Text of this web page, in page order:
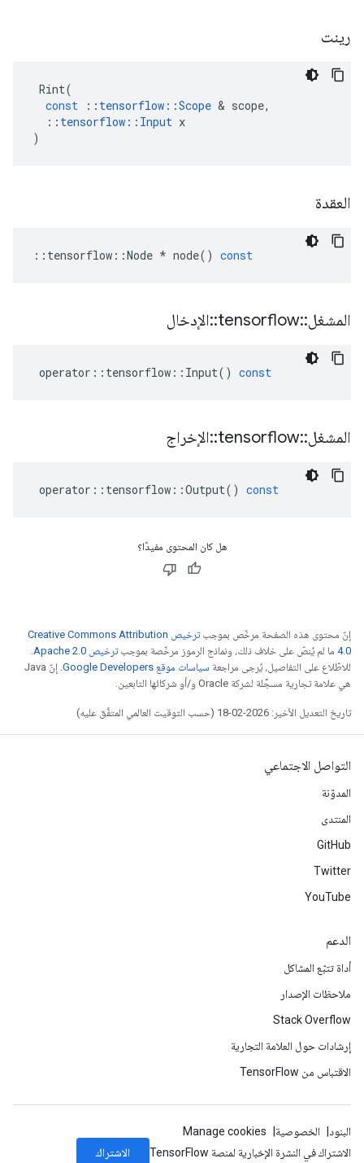
رينت
Rint(
const
:: tensorflow ::Scope & scope,
:: tensorflow :: Input x
)
العقدة
:: tensorflow ::Node * node() const
المشغل::
tensorflow
::الإدخال
operator :: tensorflow :: Input() const
المشغل::
tensorflow
::الإخراج
operator :: tensorflow ::Output() const
هل كان المحتوى مفيدًا؟
إنّ محتوى هذه الصفحة مرخّص بموجب
ترخيص Creative Commons Attribution
4.0‏ ما لم يُنصّ على خلاف ذلك، ونماذج الرموز مرخّصة بموجبترخيص Apache 2.0‏
.
للاطّلاع على التفاصيل، يُرجى مراجعة سياسات موقع Google Developers‏
. إنّ Java
هي علامة تجارية مسجَّلة لشركة Oracle و/أو شركائها التابعين.
تاريخ التعديل الأخير: 2026-02-18 (حسب التوقيت العالمي المتفَّق عليه)
التواصل الاجتماعي
المدوّنة
المنتدى
GitHub
Twitter
YouTube
الدعم
أداة تتبّع المشاكل
ملاحظات الإصدار
Stack Overflow
إرشادات حول العلامة التجارية
الاقتباس من TensorFlow
البنود الخصوصية
Manage cookies
الاشتراك في النشرة الإخبارية لمنصة TensorFlow
الاشتراك